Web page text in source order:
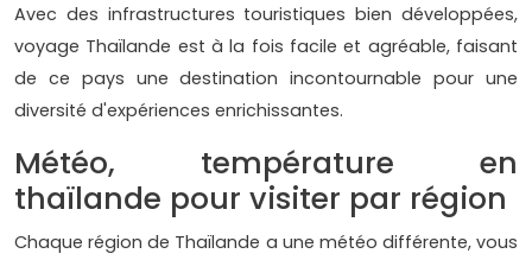
Avec des infrastructures touristiques bien développées,
voyage Thaïlande est à la fois facile et agréable, faisant
de ce pays une destination incontournable pour une
diversité d'expériences enrichissantes.
Météo, température en
thaïlande pour visiter par région
Chaque région de Thaïlande a une météo différente, vous